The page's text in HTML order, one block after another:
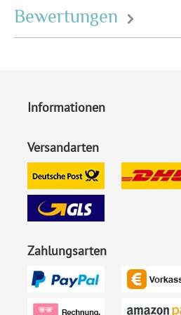
EAN:
Bewertungen
Informationen
Versandarten
Zahlungsarten